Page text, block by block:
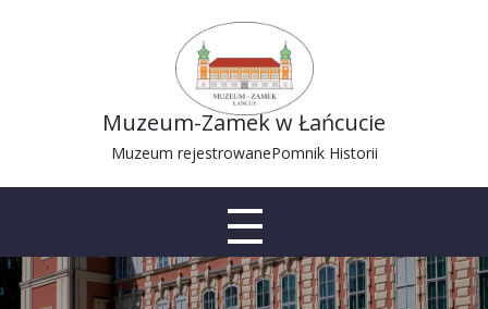
Muzeum-Zamek w Łańcucie
Muzeum rejestrowanePomnik Historii